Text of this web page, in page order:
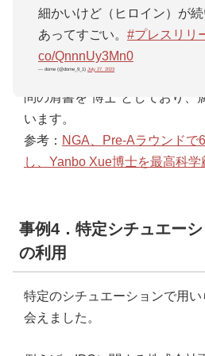
細かいけど（ヒロイン）が
あってすごい。 #プレスリリ
co/QnnnUy3Mn0
— dome (@dome_9_1) July 27, 2023
株式会社NGAのプレスリリー
使用している画像を自社サー
り、技術力の高さを示してい
問の肩書を“博士”としており、
います。
参考： NGA、Pre-Aラウンドで
し、Yanbo Xue博士を最高科学
事例4．特定シチュエー
の利用
特定のシチュエーションで用
会えました。